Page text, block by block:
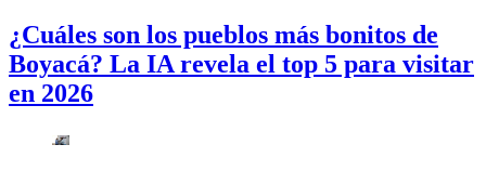
¿Cuáles son los pueblos más bonitos de
Boyacá? La IA revela el top 5 para visitar
en 2026